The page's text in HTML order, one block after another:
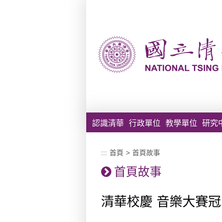
認識清華 行政單位 教學單位 研究
::: 首頁 > 首頁故事
首頁故事
清華校慶 音樂大賽